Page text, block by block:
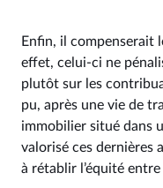
Enfin, il compenserait
effet, celui-ci ne
plutôt sur les
pu, après une vie de
immobilier situé dans
valorisé ces dernières
à rétablir l’équité